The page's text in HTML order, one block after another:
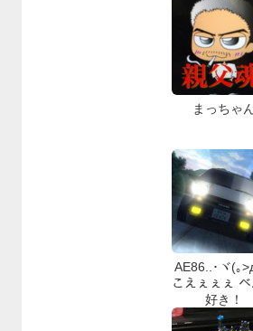
まっちゃ
AE86..･ヾ(｡
こえぇぇぇ
好き！